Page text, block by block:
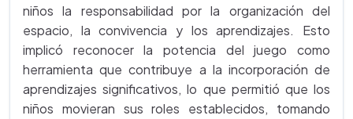
niños la responsabilidad por la organización del
espacio, la convivencia y los aprendizajes. Esto
implicó reconocer la potencia del juego como
herramienta que contribuye a la incorporación de
aprendizajes significativos, lo que permitió que los
niños movieran sus roles establecidos, tomando